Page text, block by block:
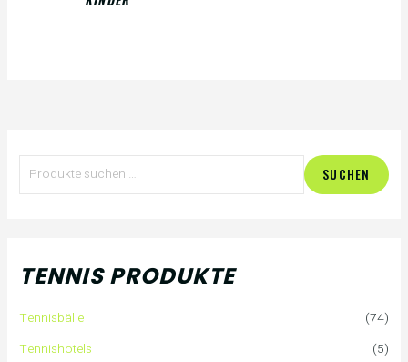
SUCHEN
TENNIS PRODUKTE
Tennisbälle
(74)
Tennishotels
(5)